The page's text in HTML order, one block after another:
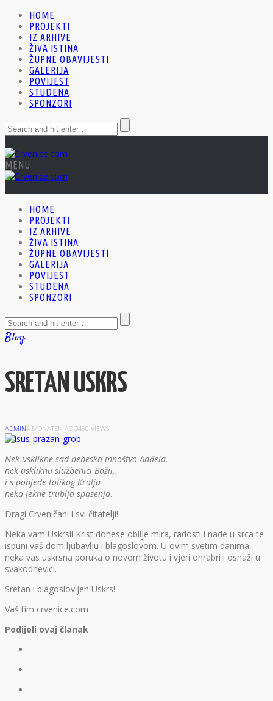
HOME
PROJEKTI
IZ ARHIVE
ŽIVA ISTINA
ŽUPNE OBAVIJESTI
GALERIJA
POVIJEST
STUDENA
SPONZORI
MENU
HOME
PROJEKTI
IZ ARHIVE
ŽIVA ISTINA
ŽUPNE OBAVIJESTI
GALERIJA
POVIJEST
STUDENA
SPONZORI
Blog
SRETAN USKRS
ADMIN4 MONATEN AGO460 VIEWS
Nek usklikne sad nebesko mnoštvo Anđela,
nek uskliknu službenici Božji,
i s pobjede tolikog Kralja
neka jekne trublja spasenja.
Dragi Crveničani i svi čitatelji!
Neka vam Uskrsli Krist donese obilje mira, radosti i nade u srca te
ispuni vaš dom ljubavlju i blagoslovom. U ovim svetim danima,
neka vas uskrsna poruka o novom životu i vjeri ohrabri i osnaži u
svakodnevici.
Sretan i blagoslovljen Uskrs!
Vaš tim crvenice.com
Podijeli ovaj članak